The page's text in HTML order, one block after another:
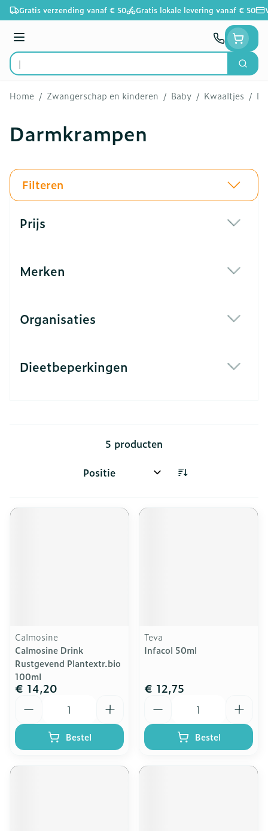
Ga naar de inhoud
Gratis verzending vanaf € 50 Gratis lokale levering vanaf € 50
Menu
Product, merk, categorie...
Zoek
Home / Zwangerschap en kinderen / Baby / Kwaaltjes /
Darmkrampen
Filteren
Prijs
Merken
Organisaties
Dieetbeperkingen
5 producten
Sorteer op:
Calmosine
Calmosine Drink
Rustgevend Plantextr.bio
100ml
€ 14,20
Bestel
Teva
Infacol 50ml
€ 12,75
Bestel